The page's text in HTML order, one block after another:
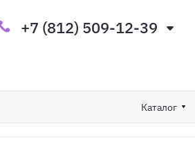
+7 (812) 509-12-39
Каталог